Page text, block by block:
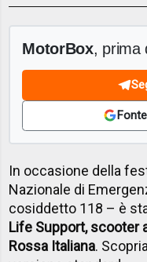
MotorBox, prima
In occasione della
Nazionale di
cosiddetto 118 – è
Life Support, scooter
Rossa Italiana.